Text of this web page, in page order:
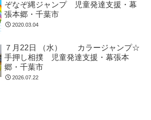
ぞなぞ縄ジャンプ 児童発達支援・幕
張本郷・千葉市
2020.03.04
７月22日 （水） カラージャンプ☆
手押し相撲 児童発達支援・幕張本
郷・千葉市
2026.07.22